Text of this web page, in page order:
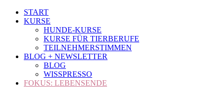
START
KURSE
HUNDE-KURSE
KURSE FÜR TIERBERUFE
TEILNEHMERSTIMMEN
BLOG + NEWSLETTER
BLOG
WISSPRESSO
FOKUS: LEBENSENDE